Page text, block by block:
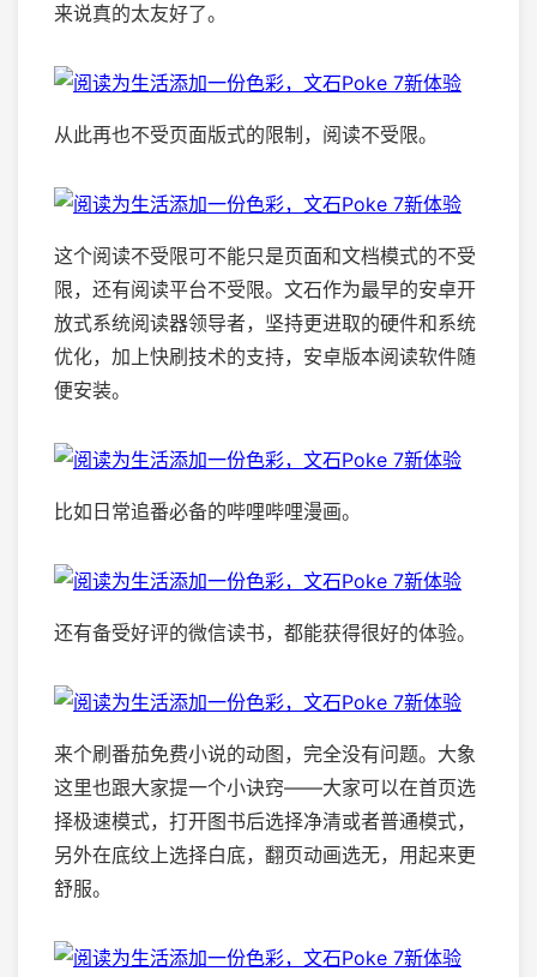
来说真的太友好了。
从此再也不受页面版式的限制，阅读不受限。
这个阅读不受限可不能只是页面和文档模式的不受
限，还有阅读平台不受限。文石作为最早的安卓开
放式系统阅读器领导者，坚持更进取的硬件和系统
优化，加上快刷技术的支持，安卓版本阅读软件随
便安装。
比如日常追番必备的哔哩哔哩漫画。
还有备受好评的微信读书，都能获得很好的体验。
来个刷番茄免费小说的动图，完全没有问题。大象
这里也跟大家提一个小诀窍——大家可以在首页选
择极速模式，打开图书后选择净清或者普通模式，
另外在底纹上选择白底，翻页动画选无，用起来更
舒服。